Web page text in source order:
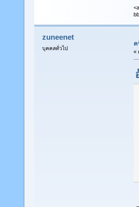
zuneenet
บุคคลทั่วไป
ค
«